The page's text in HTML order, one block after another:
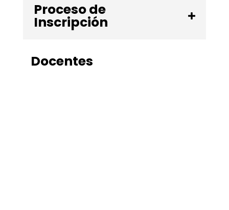
Proceso de
Inscripción
Docentes